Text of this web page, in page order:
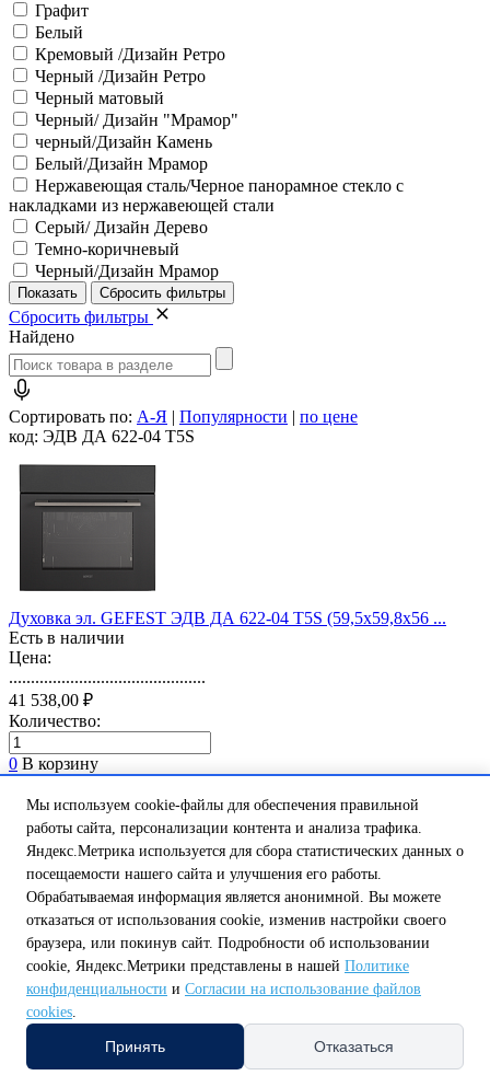
Графит
Белый
Кремовый /Дизайн Ретро
Черный /Дизайн Ретро
Черный матовый
Черный/ Дизайн "Мрамор"
черный/Дизайн Камень
Белый/Дизайн Мрамор
Нержавеющая сталь/Черное панорамное стекло с
накладками из нержавеющей стали
Серый/ Дизайн Дерево
Темно-коричневый
Черный/Дизайн Мрамор
Сбросить фильтры
Найдено
Сортировать по: А-Я | Популярности | по цене
код: ЭДВ ДА 622-04 Т5S
Духовка эл. GEFEST ЭДВ ДА 622-04 Т5S (59,5х59,8х56 ...
Есть в наличии
Цена:
.............................................
41 538,00 ₽
Количество:
0 В корзину
Духовка эл. GEFEST ЭДВ ДА 622-04 Б5S (59,5х59,8х56 ...
Есть в наличии
Цена:
.............................................
Количество:
Мы используем cookie-файлы для обеспечения правильной
работы сайта, персонализации контента и анализа трафика.
Яндекс.Метрика используется для сбора статистических данных о
посещаемости нашего сайта и улучшения его работы.
Обрабатываемая информация является анонимной. Вы можете
отказаться от использования cookie, изменив настройки своего
браузера, или покинув сайт. Подробности об использовании
cookie, Яндекс.Метрики представлены в нашей Политике
конфиденциальности и Согласии на использование файлов
cookies.
Принять Отказаться